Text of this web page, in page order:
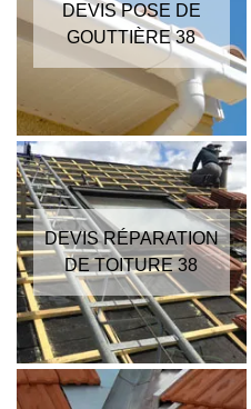
DEVIS POSE DE
GOUTTIÈRE 38
DEVIS RÉPARATION
DE TOITURE 38